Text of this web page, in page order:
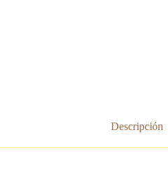
Descripción